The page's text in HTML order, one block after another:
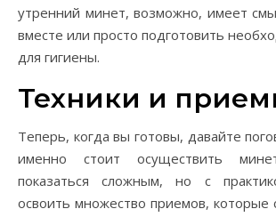
утренний минет, возможно, имеет
вместе или просто подготовить
для гигиены.
Техники и
Теперь, когда вы готовы, давайте
именно стоит осуществить
показаться сложным, но с
освоить множество приемов, которые